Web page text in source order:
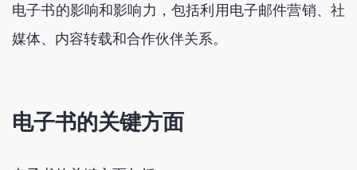
电子书的影响和影响力，包括利用电子邮件营销、社
媒体、内容转载和合作伙伴关系。
电子书的关键方面